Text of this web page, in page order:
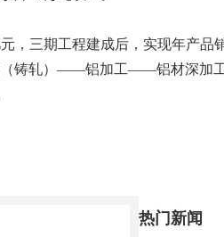
，三期工程建成后，实现年产
轧）——铝加工——铝材深加工
热门新闻